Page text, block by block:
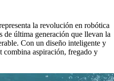
la revolución en robótica
de última generación que llevan la
Con un diseño inteligente y
combina aspiración, fregado y